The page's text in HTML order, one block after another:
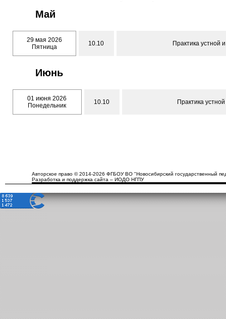
Май
29 мая 2026
Пятница
10.10 Практика устной
Июнь
01 июня 2026
Понедельник
10.10 Практика
Авторское право © 2014-2026 ФГБОУ ВО "Новосибирский государственный
Разработка и поддержка сайта – ИОДО НГПУ